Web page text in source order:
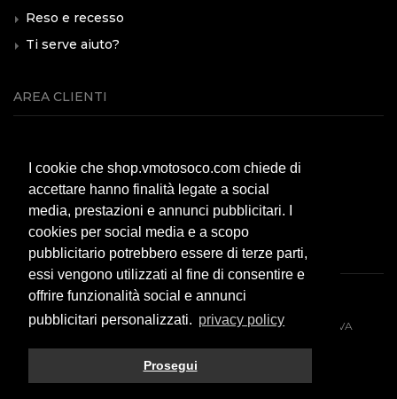
I cookie che shop.vmotosoco.com chiede di
accettare hanno finalità legate a social
media, prestazioni e annunci pubblicitari. I
cookies per social media e a scopo
pubblicitario potrebbero essere di terze parti,
essi vengono utilizzati al fine di consentire e
offrire funzionalità social e annunci
pubblicitari personalizzati. privacy policy
Prosegui
Reso e recesso
Ti serve aiuto?
AREA CLIENTI
Modalità di pagamento
Spese di spedizione
F.A.Q.
© 2026 All rights reserved. VMOTO SOCO ITALY SRL - P.IVA